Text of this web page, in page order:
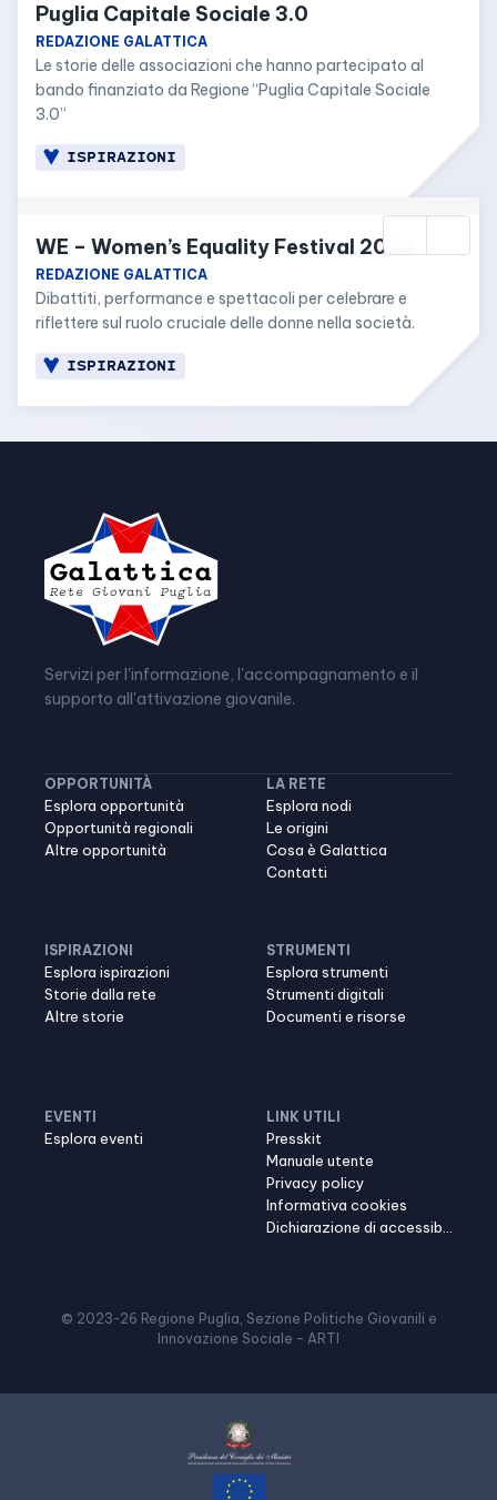
Puglia Capitale Sociale 3.0
REDAZIONE GALATTICA
Le storie delle associazioni che hanno partecipato al
bando finanziato da Regione “Puglia Capitale Sociale
3.0”
ISPIRAZIONI
WE – Women’s Equality Festival 2024
REDAZIONE GALATTICA
Dibattiti, performance e spettacoli per celebrare e
riflettere sul ruolo cruciale delle donne nella società.
ISPIRAZIONI
Servizi per l'informazione, l'accompagnamento e il
supporto all'attivazione giovanile.
OPPORTUNITÀ
Esplora opportunità
Opportunità regionali
Altre opportunità
LA RETE
Esplora nodi
Le origini
Cosa è Galattica
Contatti
ISPIRAZIONI
Esplora ispirazioni
Storie dalla rete
Altre storie
STRUMENTI
Esplora strumenti
Strumenti digitali
Documenti e risorse
EVENTI
Esplora eventi
LINK UTILI
Presskit
Manuale utente
Privacy policy
Informativa cookies
© 2023-26 Regione Puglia, Sezione Politiche Giovanili e
Innovazione Sociale – ARTI